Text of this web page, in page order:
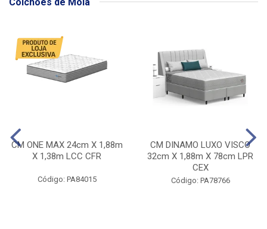
CM ONE MAX 24cm X 1,88m
X 1,38m LCC CFR
Código: PA84015
CM DINAMO LUXO VISCO
32cm X 1,88m X 78cm LPR
CEX
Código: PA78766